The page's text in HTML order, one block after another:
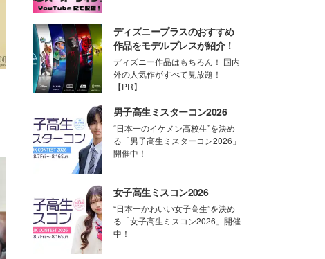
ディズニープラスのおすすめ
作品をモデルプレスが紹介！
ディズニー作品はもちろん！ 国内
外の人気作がすべて見放題！
【PR】
男子高生ミスターコン2026
“日本一のイケメン高校生”を決め
る「男子高生ミスターコン2026」
開催中！
女子高生ミスコン2026
“日本一かわいい女子高生”を決め
る「女子高生ミスコン2026」開催
中！